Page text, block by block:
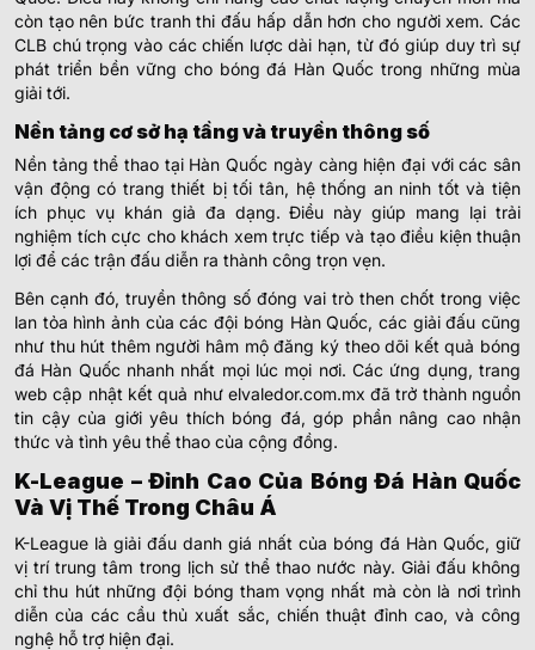
còn tạo nên bức tranh thi đấu hấp dẫn hơn cho người xem. Các
CLB chú trọng vào các chiến lược dài hạn, từ đó giúp duy trì sự
phát triển bền vững cho bóng đá Hàn Quốc trong những mùa
giải tới.
Nền tảng cơ sở hạ tầng và truyền thông số
Nền tảng thể thao tại Hàn Quốc ngày càng hiện đại với các sân
vận động có trang thiết bị tối tân, hệ thống an ninh tốt và tiện
ích phục vụ khán giả đa dạng. Điều này giúp mang lại trải
nghiệm tích cực cho khách xem trực tiếp và tạo điều kiện thuận
lợi để các trận đấu diễn ra thành công trọn vẹn.
Bên cạnh đó, truyền thông số đóng vai trò then chốt trong việc
lan tỏa hình ảnh của các đội bóng Hàn Quốc, các giải đấu cũng
như thu hút thêm người hâm mộ đăng ký theo dõi kết quả bóng
đá Hàn Quốc nhanh nhất mọi lúc mọi nơi. Các ứng dụng, trang
web cập nhật kết quả như elvaledor.com.mx đã trở thành nguồn
tin cậy của giới yêu thích bóng đá, góp phần nâng cao nhận
thức và tình yêu thể thao của cộng đồng.
K-League – Đỉnh Cao Của Bóng Đá Hàn Quốc
Và Vị Thế Trong Châu Á
K-League là giải đấu danh giá nhất của bóng đá Hàn Quốc, giữ
vị trí trung tâm trong lịch sử thể thao nước này. Giải đấu không
chỉ thu hút những đội bóng tham vọng nhất mà còn là nơi trình
diễn của các cầu thủ xuất sắc, chiến thuật đỉnh cao, và công
nghệ hỗ trợ hiện đại.